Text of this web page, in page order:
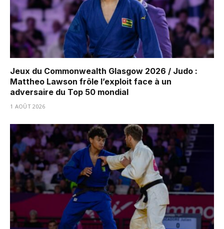
Jeux du Commonwealth Glasgow 2026 / Judo :
Mattheo Lawson frôle l’exploit face à un
adversaire du Top 50 mondial
1 AOÛT 2026